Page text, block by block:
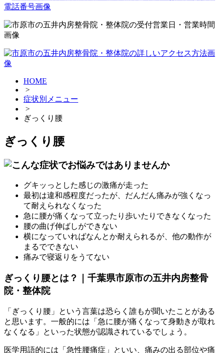
HOME
>
症状別メニュー
>
ぎっくり腰
ぎっくり腰
グキッっとした感じの激痛が走った
最初は違和感程度だったが、だんだん痛みが強くなっ
て耐えられなくなった
急に腰が痛くなって立ったり歩いたりできなくなった
腰の曲げ伸ばしができない
横になっていればなんとか耐えられるが、他の動作が
まるでできない
痛みで寝返りをうてない
ぎっくり腰とは？｜千葉県市原市の五井内房整骨
院・整体院
「ぎっくり腰」という言葉は恐らく誰もが聞いたことがある
と思います。一般的には「急に腰が痛くなって身動きが取れ
なくなる」といった状態が認識されているでしょう。
医学用語的には「急性腰痛症」といい、痛みの出る部位や痛